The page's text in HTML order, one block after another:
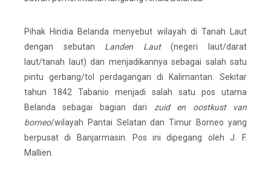
Pihak Hindia Belanda menyebut wilayah di Tanah Laut
dengan sebutan Landen Laut(negeri laut/darat
laut/tanah laut) dan menjadikannya sebagai salah satu
pintu gerbang/tol perdagangan di Kalimantan. Sekitar
tahun 1842 Tabanio menjadi salah satu pos utama
Belanda sebagai bagian dari zuid en oostkust van
borneo/wilayah Pantai Selatan dan Timur Borneo yang
berpusat di Banjarmasin. Pos ini dipegang oleh J. F.
Mallien.